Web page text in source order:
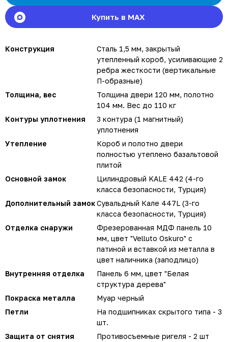
Купить в MAX
Конструкция
Сталь 1,5 мм, закрытый
утепленный короб, усиливающие 2
ребра жесткости (вертикальные
П-образные)
Толщина, вес
Толщина двери 120 мм, полотно
104 мм. Вес до 110 кг
Контуры уплотнения
3 контура (1 магнитный)
уплотнения
Утепление
Короб и полотно двери
полностью утеплено базальтовой
плитой
Основной замок
Цилиндровый KALE 442 (4-го
класса безопасности, Турция)
Дополнительный замокСувальдный Кале 447L (3-го
класса безопасности, Турция)
Отделка снаружи
Фрезерованная МДФ панель 10
мм, цвет "Velluto Oskuro" с
патиной и вставкой из металла в
цвет наличника (заподлицо)
Внутренняя отделка
Панель 6 мм, цвет "Белая
структура дерева"
Покраска металла
Муар черный
Петли
На подшипниках скрытого типа - 3
шт.
Защита от снятия
Противосъемные ригеля - 2 шт